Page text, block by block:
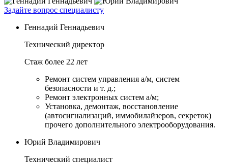
Задайте вопрос специалисту
Геннадий Геннадьевич
Технический директор
Стаж более 22 лет
Ремонт систем управления а/м, систем
безопасности и т. д.;
Ремонт электронных систем а/м;
Установка, демонтаж, восстановление
(автосигнализаций, иммобилайзеров, секреток)
прочего дополнительного электрооборудования.
Юрий Владимирович
Технический специалист